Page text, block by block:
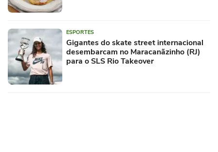
ESPORTES
Gigantes do skate street internacional
desembarcam no Maracanãzinho (RJ)
para o SLS Rio Takeover